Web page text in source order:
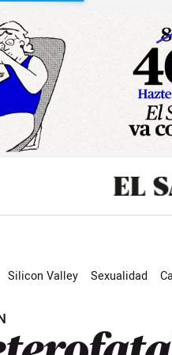
Silicon Valley Sexualidad